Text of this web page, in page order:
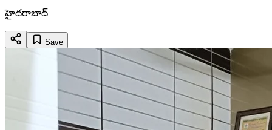
హైదరాబాద్
Save